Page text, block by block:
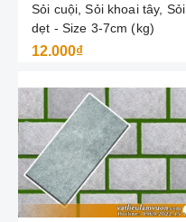
Sỏi cuội, Sỏi khoai tây, Sỏi
dẹt - Size 3-7cm (kg)
12.000₫